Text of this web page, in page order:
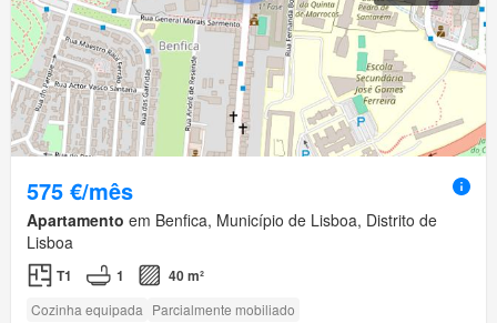
575 €/mês
Apartamento em Benfica, Município de Lisboa, Distrito de
Lisboa
T1 1 40 m²
Cozinha equipada Parcialmente mobiliado